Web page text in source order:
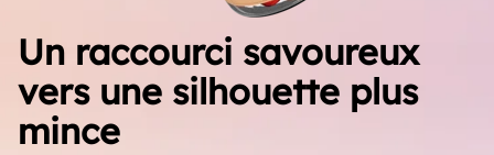
Un raccourci savoureux
vers une silhouette plus
mince